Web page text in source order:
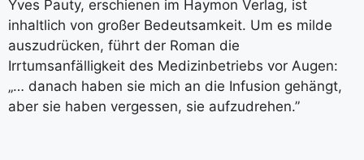
Yves Pauty, erschienen im Haymon Verlag, ist
inhaltlich von großer Bedeutsamkeit. Um es milde
auszudrücken, führt der Roman die
Irrtumsanfälligkeit des Medizinbetriebs vor Augen:
„… danach haben sie mich an die Infusion gehängt,
aber sie haben vergessen, sie aufzudrehen.”